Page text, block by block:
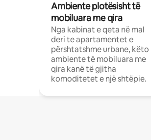
Ambiente plotësisht të
mobiluara me qira
Nga kabinat e qeta në mal
deri te apartamentet e
përshtatshme urbane, këto
ambiente të mobiluara me
qira kanë të gjitha
komoditetet e një shtëpie.